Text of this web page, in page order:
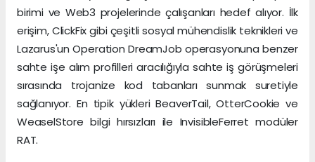
birimi ve Web3 projelerinde çalışanları hedef alıyor. İlk
erişim, ClickFix gibi çeşitli sosyal mühendislik teknikleri ve
Lazarus'un Operation DreamJob operasyonuna benzer
sahte işe alım profilleri aracılığıyla sahte iş görüşmeleri
sırasında trojanize kod tabanları sunmak suretiyle
sağlanıyor. En tipik yükleri BeaverTail, OtterCookie ve
WeaselStore bilgi hırsızları ile InvisibleFerret modüler
RAT.